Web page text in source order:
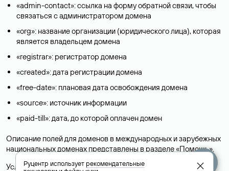
«admin-contact»: ссылка на форму обратной связи, чтобы
связаться с администратором домена
«org»: название организации (юридического лица), которая
является владельцем домена
«registrar»: регистратор домена
«created»: дата регистрации домена
«free-date»: плановая дата освобождения домена
«source»: источник информации
«paid-till»: дата, до которой оплачен домен
Описание полей для доменов в международных и зарубежных
национальных доменах представлены в разделе «Помощь».
Условия использования Whois-сервиса
Руцентр используетрекомендательные